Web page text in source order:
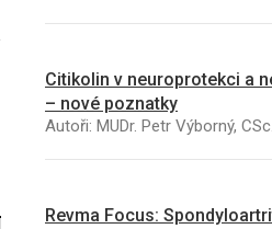
Citikolin v neuroprotekci a
– nové poznatky
Autoři: MUDr. Petr Výborný,
Revma Focus: